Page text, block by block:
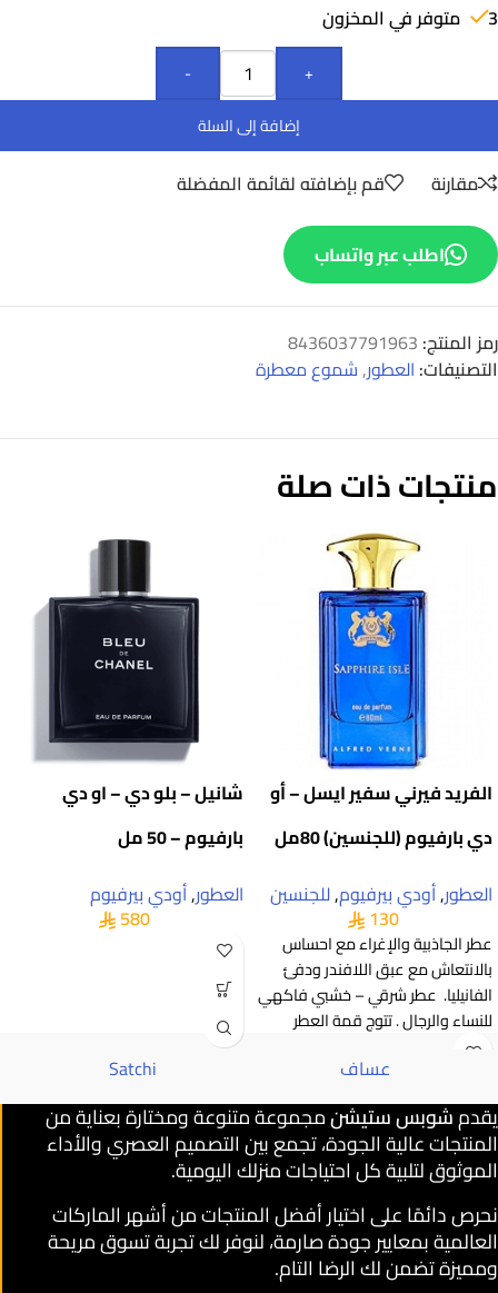
3 متوفر في المخزون
-
+
إضافة إلى السلة
مقارنة قم بإضافته لقائمة المفضلة
اطلب عبر واتساب
رمز المنتج: 8436037791963
التصنيفات: العطور,شموع معطرة
منتجات ذات صلة
الفريد فيرني سفير ايسل – أو
دي بارفيوم (للجنسين) 80مل
العطور,أودي بيرفيوم,للجنسين
130
عطر الجاذبية والإغراء مع احساس
بالانتعاش مع عبق اللافندر ودفئ
الفانيليا. عطر شرقي – خشبي فاكهي
للنساء والرجال . تتوج قمة العطر
شانيل – بلو دي – او دي
بارفيوم – 50 مل
العطور,أودي بيرفيوم
580
عساف Satchi
يقدمشوبس ستيشنمجموعة متنوعة ومختارة بعناية من
المنتجات عالية الجودة، تجمع بين التصميم العصري والأداء
الموثوق لتلبية كل احتياجات منزلك اليومية.
نحرص دائمًا على اختيار أفضل المنتجات من أشهر الماركات
العالمية بمعايير جودة صارمة، لنوفر لك تجربة تسوق مريحة
ومميزة تضمن لك الرضا التام.